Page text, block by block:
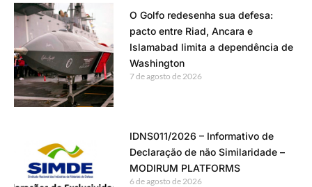
O Golfo redesenha sua defesa:
pacto entre Riad, Ancara e
Islamabad limita a dependência de
Washington
7 de agosto de 2026
IDNS011/2026 – Informativo de
Declaração de não Similaridade –
MODIRUM PLATFORMS
6 de agosto de 2026